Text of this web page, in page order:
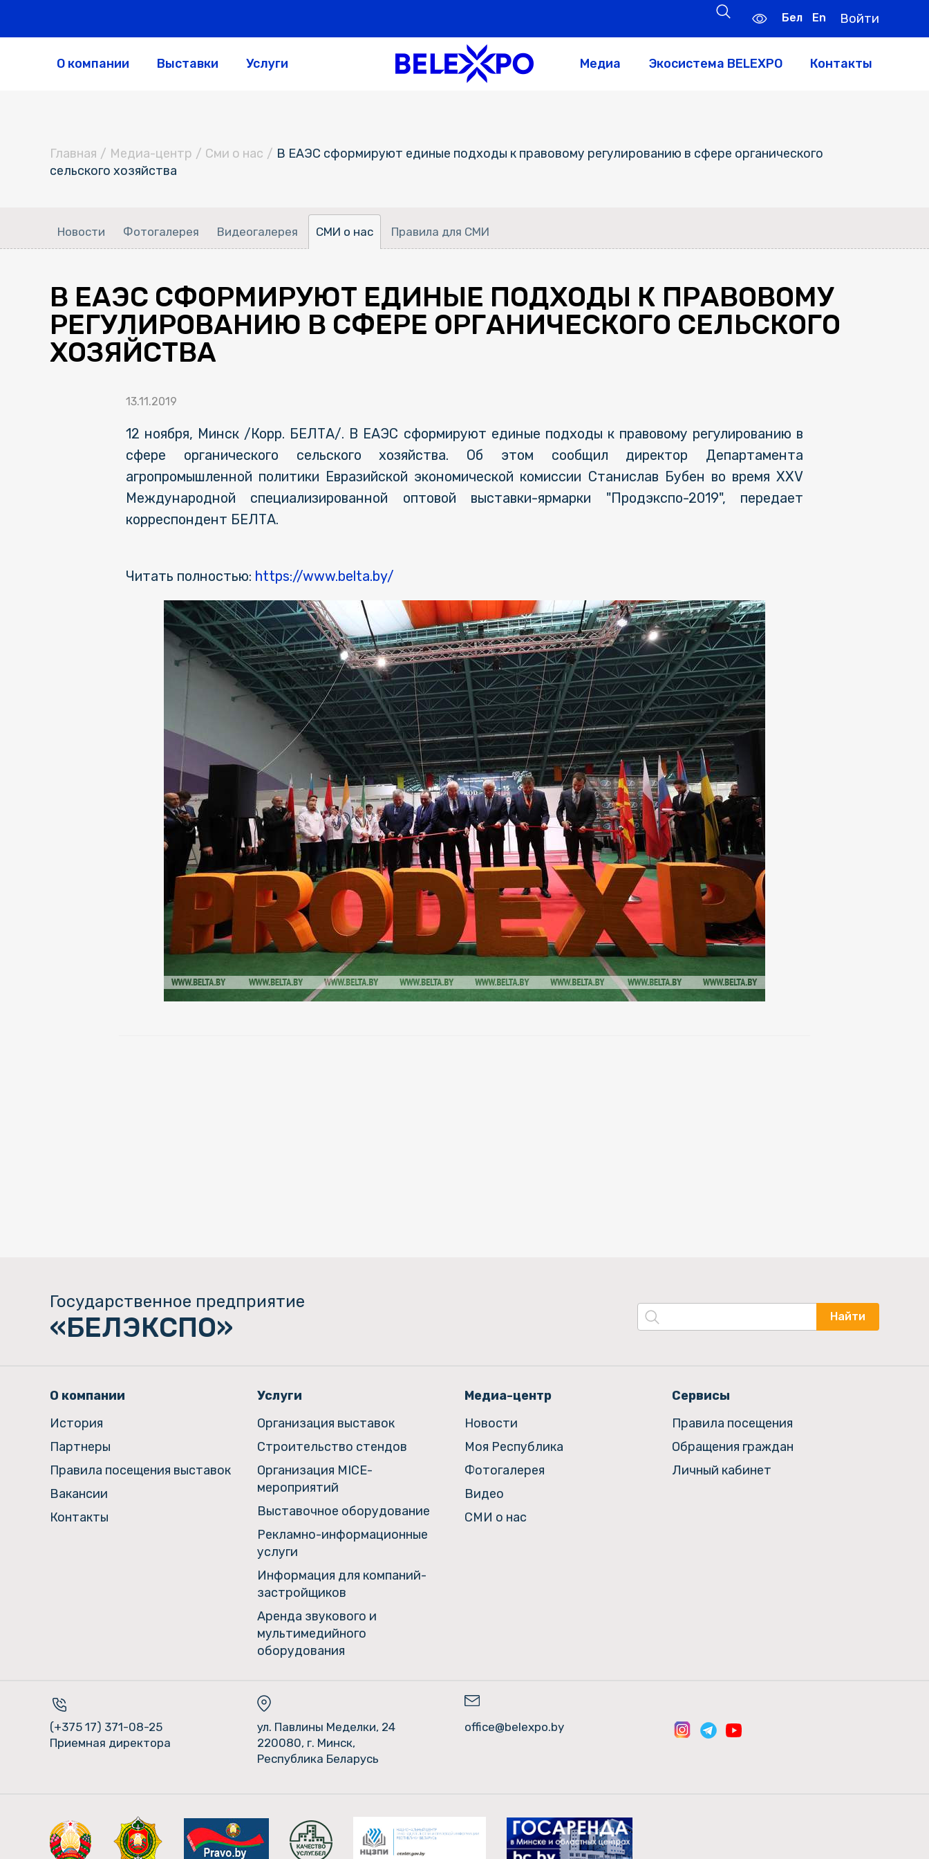
Бел En Войти
О компании Выставки Услуги Медиа Экосистема BELEXPO Контакты
Главная / Медиа-центр / Сми о нас / В ЕАЭС сформируют единые подходы к правовому регулированию в сфере органического
сельского хозяйства
Новости Фотогалерея Видеогалерея СМИ о нас Правила для СМИ
В ЕАЭС СФОРМИРУЮТ ЕДИНЫЕ ПОДХОДЫ К ПРАВОВОМУ
РЕГУЛИРОВАНИЮ В СФЕРЕ ОРГАНИЧЕСКОГО СЕЛЬСКОГО
ХОЗЯЙСТВА
13.11.2019
12 ноября, Минск /Корр. БЕЛТА/. В ЕАЭС сформируют единые подходы к правовому регулированию в
сфере органического сельского хозяйства. Об этом сообщил директор Департамента
агропромышленной политики Евразийской экономической комиссии Станислав Бубен во время XXV
Международной специализированной оптовой выставки-ярмарки "Продэкспо-2019", передает
корреспондент БЕЛТА.
Читать полностью: https://www.belta.by/
Государственное предприятие
«БЕЛЭКСПО» Найти
О компании
История
Партнеры
Правила посещения выставок
Вакансии
Контакты
Услуги
Организация выставок
Строительство стендов
Организация MICE-
мероприятий
Выставочное оборудование
Рекламно-информационные
услуги
Информация для компаний-
застройщиков
Аренда звукового и
мультимедийного
оборудования
Медиа-центр
Новости
Моя Республика
Фотогалерея
Видео
СМИ о нас
Сервисы
Правила посещения
Обращения граждан
Личный кабинет
(+375 17) 371-08-25
Приемная директора
ул. Павлины Меделки, 24
220080, г. Минск,
Республика Беларусь
office@belexpo.by